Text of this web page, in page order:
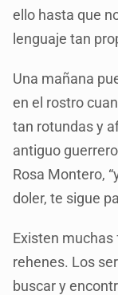
ello hasta que
lenguaje tan
Una mañana
en el rostro
tan rotundas y
antiguo
Rosa Montero,
doler, te sigue
Existen
rehenes. Los
buscar y